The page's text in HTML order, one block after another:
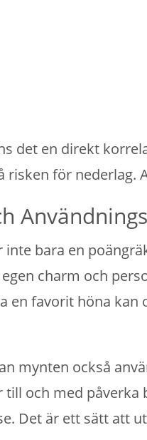
det en direkt
risken för nederlag.
bara en
charm och
en favorit höna
mynten också
och med
Det är ett sätt att